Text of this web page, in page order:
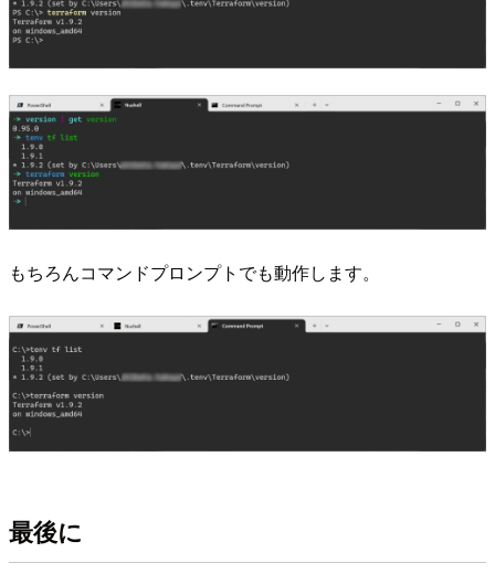
もちろんコマンドプロンプトでも動作します。
最後に